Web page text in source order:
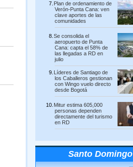
Plan de ordenamiento de
Verón-Punta Cana: ven
clave aportes de las
comunidades
Se consolida el
aeropuerto de Punta
Cana: capta el 58% de
las llegadas a RD en
julio
Líderes de Santiago de
los Caballeros gestionan
con Wingo vuelo directo
desde Bogotá
Mitur estima 605,000
personas dependen
directamente del turismo
en RD
Santo Domingo